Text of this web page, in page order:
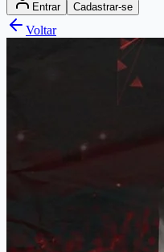
Entrar Cadastrar-se
Voltar